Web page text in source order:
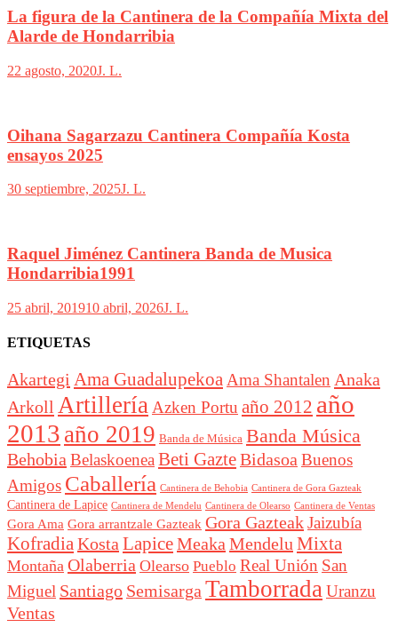
La figura de la Cantinera de la Compañía Mixta del
Alarde de Hondarribia
22 agosto, 2020J. L.
Oihana Sagarzazu Cantinera Compañía Kosta
ensayos 2025
30 septiembre, 2025J. L.
Raquel Jiménez Cantinera Banda de Musica
Hondarribia1991
25 abril, 201910 abril, 2026J. L.
ETIQUETAS
Akartegi Ama GuadalupekoaAma Shantalen Anaka
Arkoll ArtilleríaAzken Portu año 2012 año
2013 año 2019 Banda de Música Banda Música
BehobiaBelaskoeneaBeti GazteBidasoaBuenos
Amigos Caballería Cantinera de Behobia Cantinera de Gora Gazteak
Cantinera de Lapice Cantinera de Mendelu Cantinera de Olearso Cantinera de Ventas
Gora Ama Gora arrantzale Gazteak Gora GazteakJaizubía
KofradiaKostaLapiceMeakaMendeluMixta
Montaña Olaberria Olearso Pueblo Real Unión San
Miguel Santiago SemisargaTamborradaUranzu
Ventas